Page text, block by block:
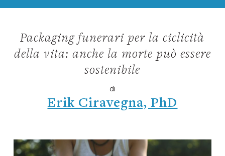
Packaging funerari per la ciclicità
della vita: anche la morte può essere
sostenibile
di
Erik Ciravegna, PhD